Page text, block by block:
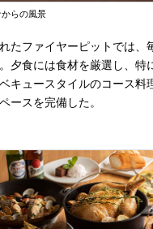
らの風景
たファイヤーピットでは、
夕食には食材を厳選し、特
キュースタイルのコース料
ースを完備した。